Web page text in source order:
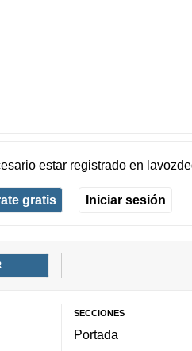
estar registradoen
gratis Iniciar sesión
SECCIONES
Portada